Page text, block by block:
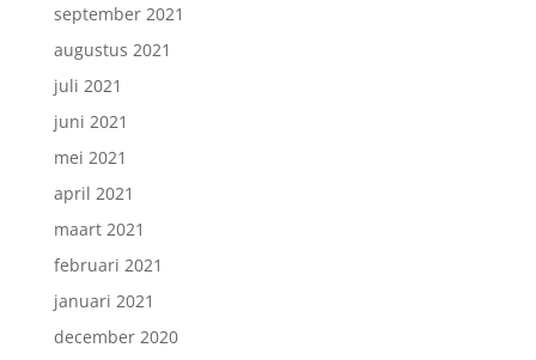
september 2021
augustus 2021
juli 2021
juni 2021
mei 2021
april 2021
maart 2021
februari 2021
januari 2021
december 2020